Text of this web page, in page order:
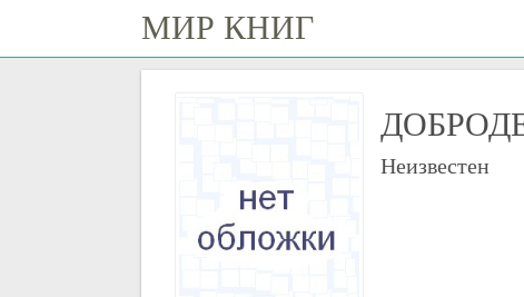
МИР КНИГ
Неизвестен